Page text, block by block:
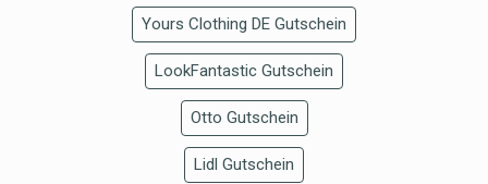
Yours Clothing DE Gutschein
LookFantastic Gutschein
Otto Gutschein
Lidl Gutschein